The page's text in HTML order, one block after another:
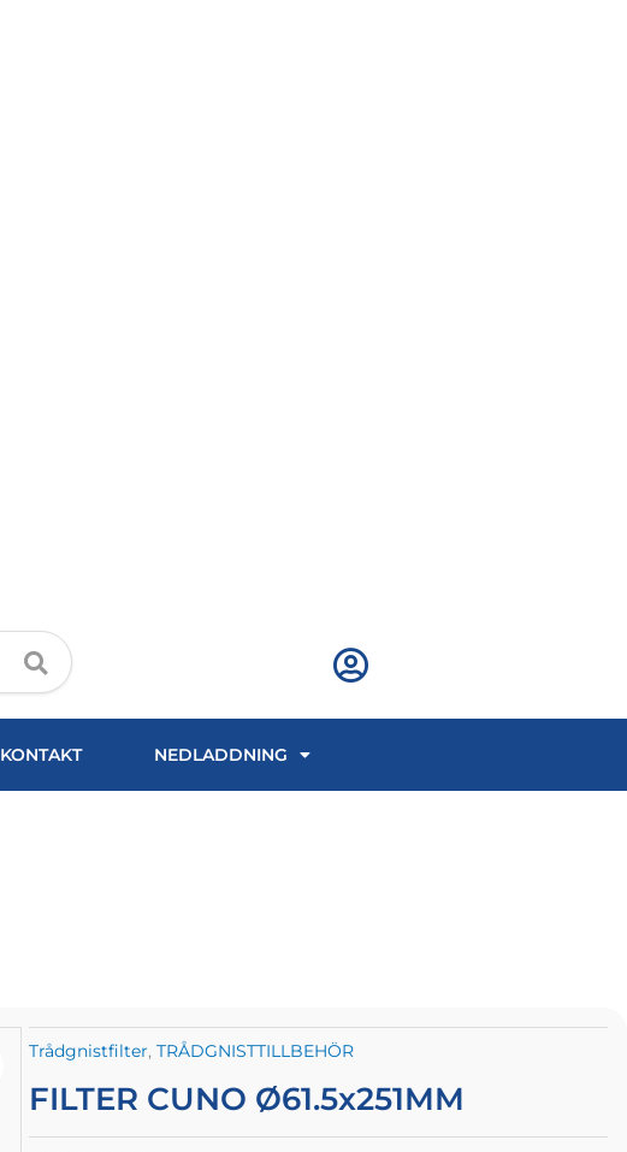
KONTAKT NEDLADDNING
Trådgnistfilter, TRÅDGNISTTILLBEHÖR
FILTER CUNO Ø61.5x251MM